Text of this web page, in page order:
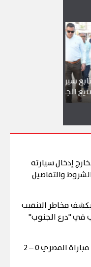
إدخال سيارته
والتفاصيل
مخاطر التنقيب
في "درع الجنوب"
شاهد فيديو أهداف مباراة المصري 0 – 2